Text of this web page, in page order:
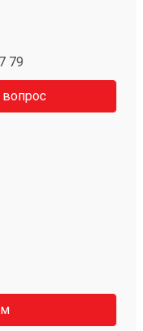
79